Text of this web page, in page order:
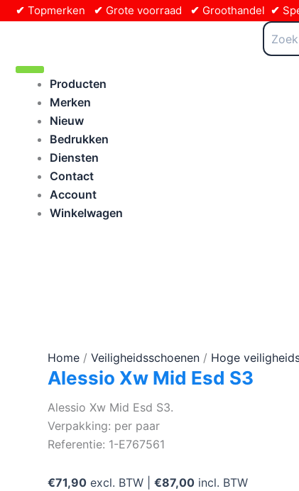
inhoud
✔ Topmerken ✔ Grote voorraad ✔ Groothandel ✔
Zoeken
naar:
Producten
Merken
Nieuw
Bedrukken
Diensten
Contact
Account
Winkelwagen
Home / Veiligheidsschoenen / Hoge
Alessio Xw Mid Esd S3
Alessio Xw Mid Esd S3.
Verpakking: per paar
Referentie: 1-E767561
€71,90 excl. BTW | €87,00 incl. BTW